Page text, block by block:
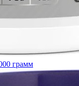
грамм